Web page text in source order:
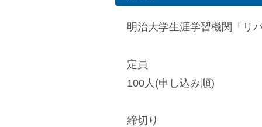
明治大学生涯学習機関「リ
定員
100人(申し込み順)
締切り